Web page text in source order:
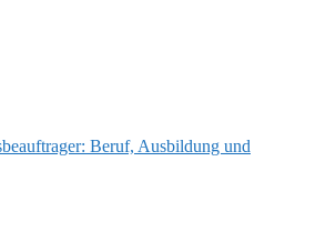
Beruf, Ausbildung und